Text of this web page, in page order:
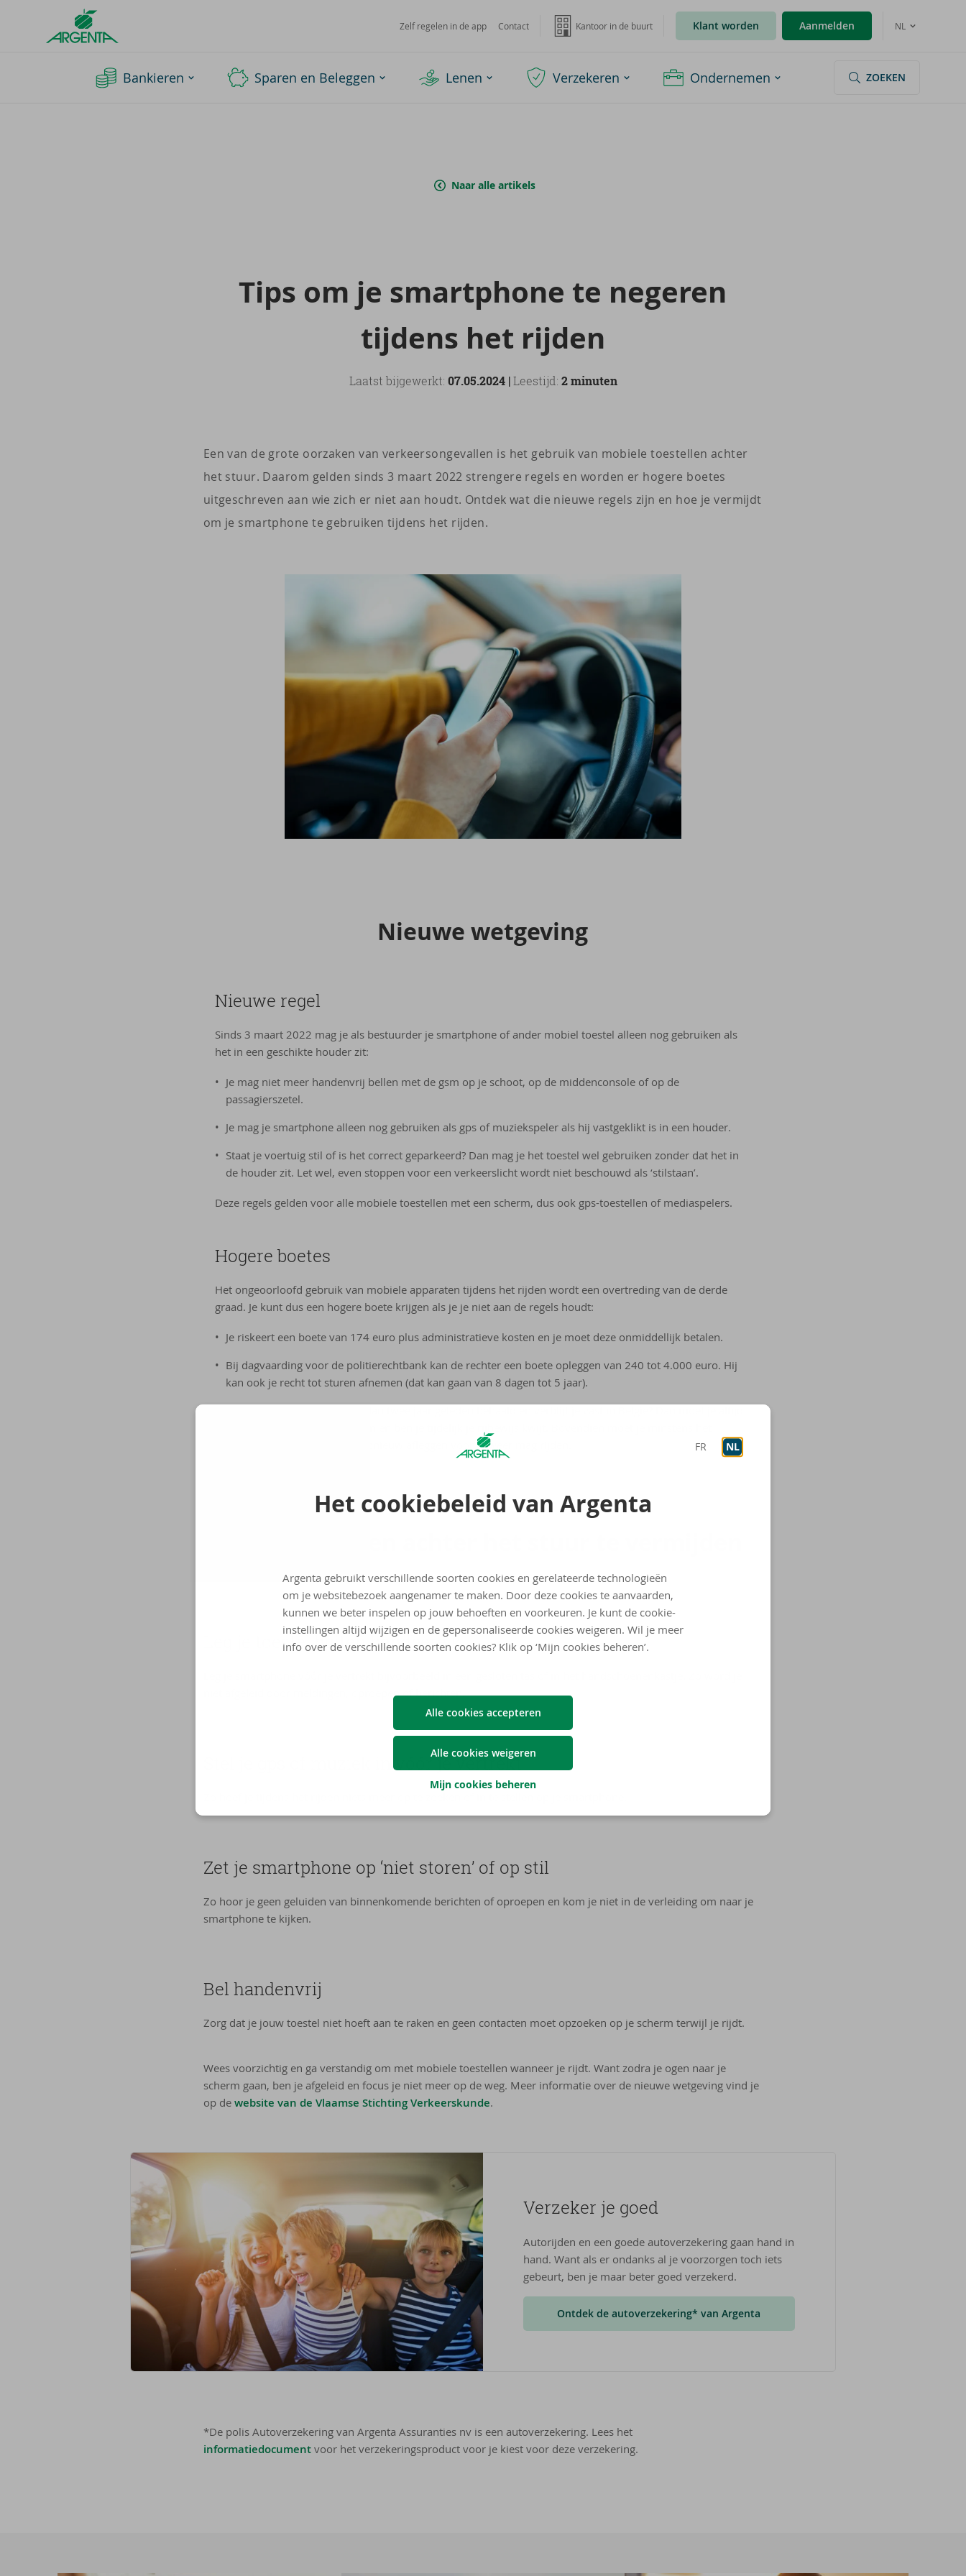
FR NL
Het cookiebeleid van Argenta
Argenta gebruikt verschillende soorten cookies en gerelateerde technologieën
om je websitebezoek aangenamer te maken. Door deze cookies te aanvaarden,
kunnen we beter inspelen op jouw behoeften en voorkeuren. Je kunt de cookie-
instellingen altijd wijzigen en de gepersonaliseerde cookies weigeren. Wil je meer
info over de verschillende soorten cookies? Klik op ‘Mijn cookies beheren’.
Alle cookies accepteren
Alle cookies weigeren
Mijn cookies beheren
Argenta
Homepage
Zelf regelen in de app Contact Kantoor in de buurt Klant worden Aanmelden NL
Bankieren Sparen en Beleggen Lenen Verzekeren Ondernemen ZOEKEN
Naar alle artikels
Tips om je smartpho­ne te ne­ge­ren
tij­dens het rij­den
Laatst bijgewerkt: 07.05.2024 |Leestijd: 2 minuten
Een van de grote oorzaken van verkeersongevallen is het gebruik van mobiele toestellen achter
het stuur. Daarom gelden sinds 3 maart 2022 strengere regels en worden er hogere boetes
uitgeschreven aan wie zich er niet aan houdt. Ontdek wat die nieuwe regels zijn en hoe je vermijdt
om je smartphone te gebruiken tijdens het rijden.
Nieu­we wet­ge­ving
Nieu­we regel
Sinds 3 maart 2022 mag je als bestuurder je smartphone of ander mobiel toestel alleen nog gebruiken als
het in een geschikte houder zit:
Je mag niet meer handenvrij bellen met de gsm op je schoot, op de middenconsole of op de
passagierszetel.
Je mag je smartphone alleen nog gebruiken als gps of muziekspeler als hij vastgeklikt is in een houder.
Staat je voertuig stil of is het correct geparkeerd? Dan mag je het toestel wel gebruiken zonder dat het in
de houder zit. Let wel, even stoppen voor een verkeerslicht wordt niet beschouwd als ‘stilstaan’.
Deze regels gelden voor alle mobiele toestellen met een scherm, dus ook gps-toestellen of mediaspelers.
Ho­ge­re boe­tes
Het ongeoorloofd gebruik van mobiele apparaten tijdens het rijden wordt een overtreding van de derde
graad. Je kunt dus een hogere boete krijgen als je je niet aan de regels houdt:
Je riskeert een boete van 174 euro plus administratieve kosten en je moet deze onmiddellijk betalen.
Bij dagvaarding voor de politierechtbank kan de rechter een boete opleggen van 240 tot 4.000 euro. Hij
kan ook je recht tot sturen afnemen (dat kan gaan van 8 dagen tot 5 jaar).
theorie- of praktijkexamen opnieuw afleggen voor je weer mag rijden.
Leg je toestel buiten handbereik
niet afgeleid door meldingen, oproepen of berichten.
Stel je gps of muziek in vóór je vertrekt
Zet je smartphone op ‘niet storen’ of op stil
Zo hoor je geen geluiden van binnenkomende berichten of oproepen en kom je niet in de verleiding om naar je
smartphone te kijken.
Bel handenvrij
Zorg dat je jouw toestel niet hoeft aan te raken en geen contacten moet opzoeken op je scherm terwijl je rijdt.
Wees voorzichtig en ga verstandig om met mobiele toestellen wanneer je rijdt. Want zodra je ogen naar je
scherm gaan, ben je afgeleid en focus je niet meer op de weg. Meer informatie over de nieuwe wetgeving vind je
op de website van de Vlaamse Stichting Verkeerskunde.
Ver­ze­ker je goed
Autorijden en een goede autoverzekering gaan hand in
hand. Want als er ondanks al je voorzorgen toch iets
gebeurt, ben je maar beter goed verzekerd.
Ontdek de autoverzekering* van Argenta
*De polis Autoverzekering van Argenta Assuranties nv is een autoverzekering. Lees het
informatiedocumentvoor het verzekeringsproduct voor je kiest voor deze verzekering.